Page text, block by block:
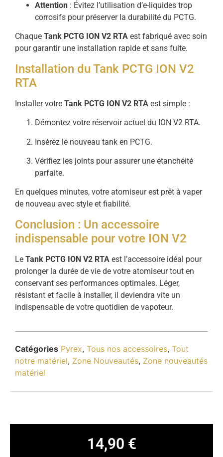
Attention : Évitez l’utilisation d’e-liquides trop
corrosifs pour préserver la durabilité du PCTG.
Chaque Tank PCTG ION V2 RTA est fabriqué avec soin
pour garantir une installation rapide et sans fuite.
Installation du Tank PCTG ION V2
RTA
Installer votre Tank PCTG ION V2 RTA est simple :
Démontez votre réservoir actuel du ION V2 RTA.
Insérez le nouveau tank en PCTG.
Vérifiez les joints pour assurer une étanchéité
parfaite.
En quelques minutes, votre atomiseur est prêt à vaper
de nouveau avec style et fiabilité.
Conclusion : Un accessoire
indispensable pour votre ION V2
Le Tank PCTG ION V2 RTA est l’accessoire idéal pour
prolonger la durée de vie de votre atomiseur tout en
conservant ses performances optimales. Léger,
résistant et facile à installer, il deviendra vite un
indispensable de votre quotidien de vapoteur.
Catégories Pyrex, Tous nos accessoires, Tout
notre matériel, Zone Nouveautés, Zone nouveautés
matériel
14,90 €